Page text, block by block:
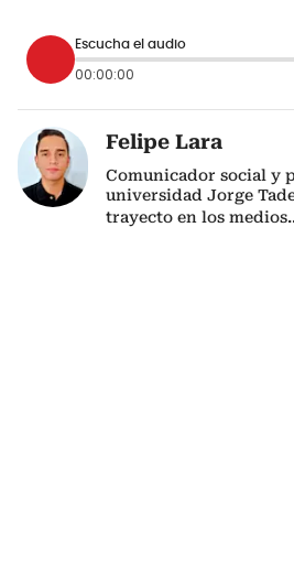
Escucha el audio
00:00:00
Felipe Lara
Comunicador social y
universidad Jorge
trayecto en los medios